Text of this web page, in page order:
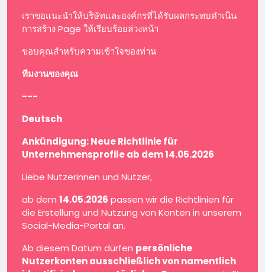
เราขอแนะนำให้บริษัทและองค์กรที่ได้รับผลกระทบดำเนิน
การสร้าง Page ให้เรียบร้อยล่วงหน้า
ขอบคุณสำหรับความเข้าใจของท่าน
ทีมงานของคุณ
---
Deutsch
Ankündigung: Neue Richtlinie für
Unternehmensprofile ab dem 14.05.2026
Liebe Nutzerinnen und Nutzer,
ab dem 14.05.2026 passen wir die Richtlinien für
die Erstellung und Nutzung von Konten in unserem
Social-Media-Portal an.
Ab diesem Datum dürfen persönliche
Nutzerkonten ausschließlich von namentlich